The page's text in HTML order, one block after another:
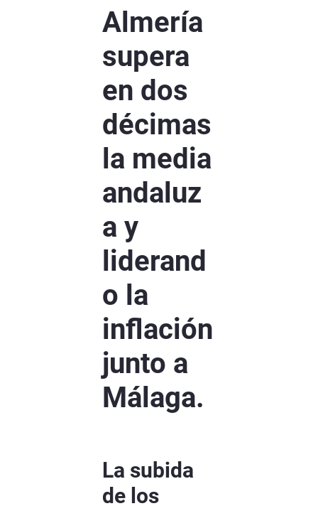
Almería
supera
en dos
décimas
la media
andaluz
a y
liderand
o la
inflación
junto a
Málaga.
La subida
de los